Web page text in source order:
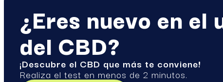
¿Eres nuevo en el
del CBD?
¡Descubre el CBD que más te conviene!
Realiza el test en menos de 2 minutos.